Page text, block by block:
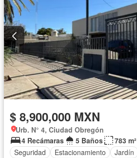
$ 8,900,000 MXN
Urb. N° 4, Ciudad Obregón
4 Recámaras
5 Baños
783 m²
Seguridad
Estacionamiento Jardín